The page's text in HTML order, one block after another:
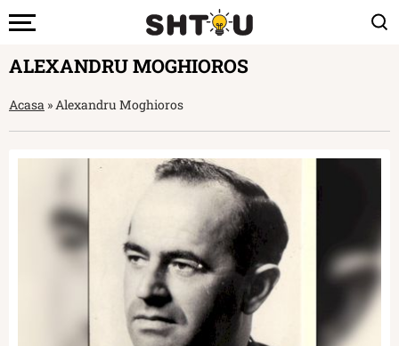
ALEXANDRU MOGHIOROS
Acasa »Alexandru Moghioros